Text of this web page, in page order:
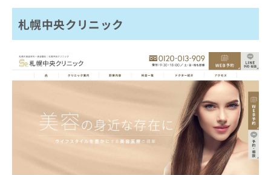
札幌中央クリニック